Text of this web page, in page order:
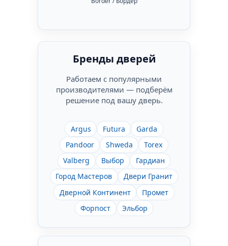
Бренды дверей
Работаем с популярными
производителями — подберём
решение под вашу дверь.
Argus Futura
Garda
Pandoor
Shweda
Torex
Valberg
Выбор
Гардиан
Город Мастеров
Двери Гранит
Дверной Континент
Промет
Форпост
Эльбор